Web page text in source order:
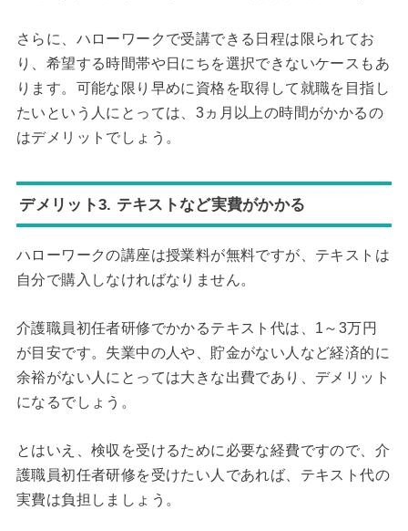
さらに、ハローワークで受講できる日程は限られてお
り、希望する時間帯や日にちを選択できないケースもあ
ります。可能な限り早めに資格を取得して就職を目指し
たいという人にとっては、3ヵ月以上の時間がかかるの
はデメリットでしょう。
デメリット3. テキストなど実費がかかる
ハローワークの講座は授業料が無料ですが、テキストは
自分で購入しなければなりません。
介護職員初任者研修でかかるテキスト代は、1～3万円
が目安です。失業中の人や、貯金がない人など経済的に
余裕がない人にとっては大きな出費であり、デメリット
になるでしょう。
とはいえ、検収を受けるために必要な経費ですので、介
護職員初任者研修を受けたい人であれば、テキスト代の
実費は負担しましょう。